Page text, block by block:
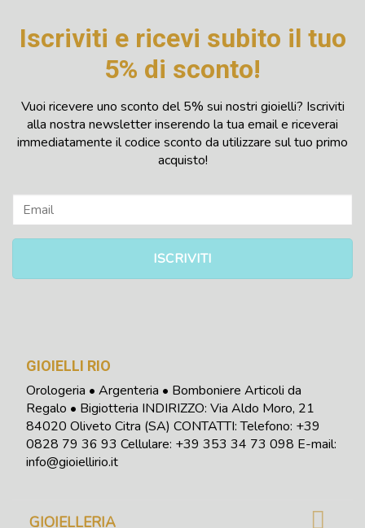
Iscriviti e ricevi subito il tuo
5% di sconto!
Vuoi ricevere uno sconto del 5% sui nostri gioielli? Iscriviti
alla nostra newsletter inserendo la tua email e riceverai
immediatamente il codice sconto da utilizzare sul tuo primo
acquisto!
GIOIELLI RIO
Orologeria • Argenteria • Bomboniere Articoli da
Regalo • Bigiotteria INDIRIZZO: Via Aldo Moro, 21
84020 Oliveto Citra (SA) CONTATTI: Telefono: +39
0828 79 36 93 Cellulare: +39 353 34 73 098 E-mail:
info@gioiellirio.it
GIOIELLERIA